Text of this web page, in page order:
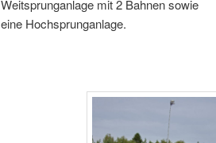
Weitsprunganlage mit 2 Bahnen sowie
eine Hochsprunganlage.